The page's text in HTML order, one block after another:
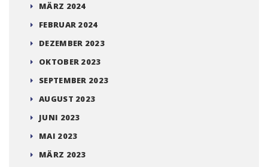
MÄRZ 2024
FEBRUAR 2024
DEZEMBER 2023
OKTOBER 2023
SEPTEMBER 2023
AUGUST 2023
JUNI 2023
MAI 2023
MÄRZ 2023